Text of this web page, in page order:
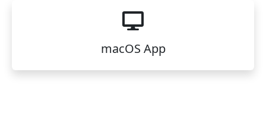
macOS App